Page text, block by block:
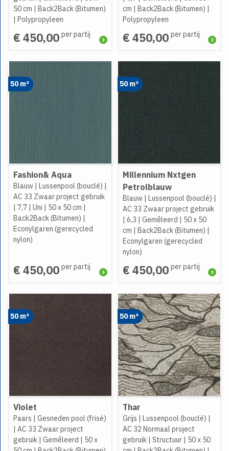
50 cm | Back2Back (Bitumen)
| Polypropyleen
€ 450,00 per partij
cm | Back2Back (Bitumen) |
Polypropyleen
€ 450,00 per partij
50 m²
Fashion& Aqua
Blauw | Lussenpool (bouclé) |
AC 33 Zwaar project gebruik
| 7,7 | Uni | 50 x 50 cm |
Back2Back (Bitumen) |
Econylgaren (gerecycled
nylon)
€ 450,00 per partij
50 m²
Millennium Nxtgen
Petrolblauw
Blauw| Lussenpool (bouclé) |
AC 33 Zwaar project gebruik
| 6,3 | Gemêleerd | 50 x 50
cm | Back2Back (Bitumen) |
Econylgaren (gerecycled
nylon)
€ 450,00 per partij
50 m²
Violet
Paars | Gesneden pool (frisé)
| AC 33 Zwaar project
gebruik | Gemêleerd | 50 x
50 m²
Thar
Grijs | Lussenpool (bouclé) |
AC 32 Normaal project
gebruik| Structuur| 50 x 50